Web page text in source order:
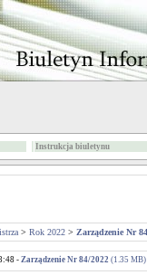
Instrukcja biuletynu
> Rok 2022 > Zarządzenie Nr
- Zarządzenie Nr 84/2022 (1.35 MB)